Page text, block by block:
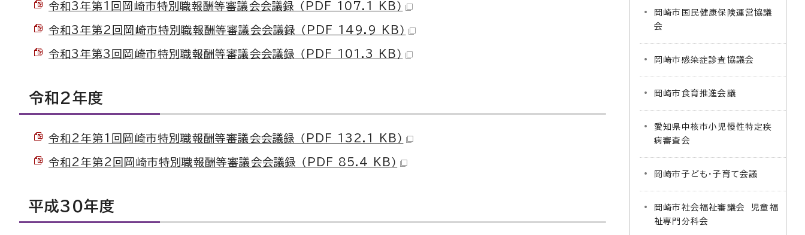
令和3年第1回岡崎市特別職報酬等審議会会議録 （PDF 107.1 KB）
令和3年第2回岡崎市特別職報酬等審議会会議録 （PDF 149.9 KB）
令和3年第3回岡崎市特別職報酬等審議会会議録 （PDF 101.3 KB）
令和2年度
令和2年第1回岡崎市特別職報酬等審議会会議録 （PDF 132.1 KB）
令和2年第2回岡崎市特別職報酬等審議会会議録 （PDF 85.4 KB）
平成30年度
岡崎市国民健康保険運営協議
会
岡崎市感染症診査協議会
岡崎市食育推進会議
愛知県中核市小児慢性特定疾
病審査会
岡崎市子ども・子育て会議
岡崎市社会福祉審議会 児童福
祉専門分科会